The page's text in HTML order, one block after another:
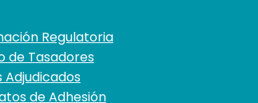
Regulatoria
de Tasadores
Adjudicados
de Adhesión